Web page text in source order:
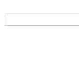
Cari